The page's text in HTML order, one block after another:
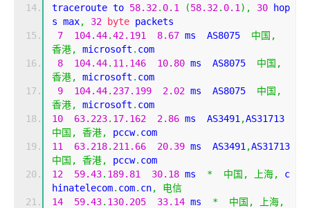
traceroute to 58.32. 0.1 (58.32. 0.1 ), 30 hop
s max, 32 byte packets
7
104.44.42.191 8.67 ms  AS8075 中国,
香港,
microsoft . com
8
104.44. 11.146 10.80 ms  AS8075 中国,
香港,
microsoft . com
9
104.44. 237.199 2.02 ms  AS8075 中国,
香港,
microsoft . com
10
63.223. 17.162 2.86 ms  AS3491 ,
中国,
香港, pccw. com
11
63.218. 211.66 20.39 ms  AS3491 ,
中国,
香港, pccw. com
12
59.43. 189.81 30.18 ms * 中国, 上海,
c
hinatelecom. com. cn,
电信
14
59.43. 130.205 33.14 ms * 中国,
上海,